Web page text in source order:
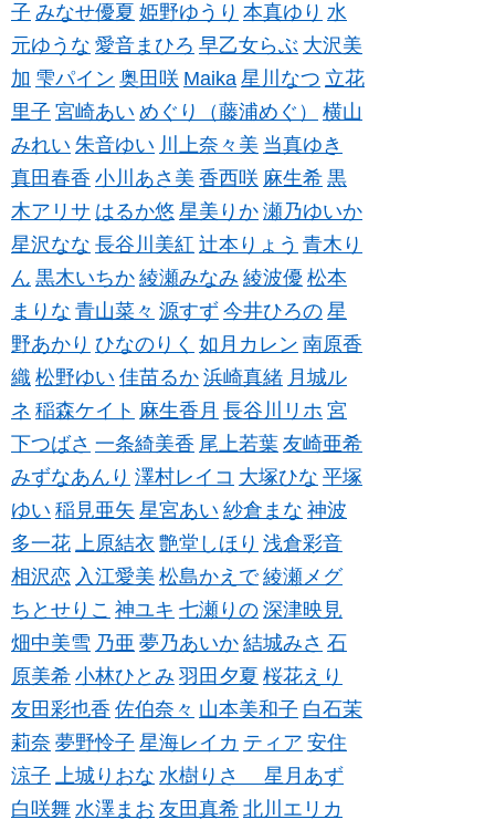
子 みなせ優夏 姫野ゆうり 本真ゆり 水
元ゆうな 愛音まひろ 早乙女らぶ 大沢美
加 雫パイン 奥田咲 Maika 星川なつ 立花
里子 宮崎あい めぐり（藤浦めぐ）
横山
みれい 朱音ゆい 川上奈々美 当真ゆき
真田春香 小川あさ美 香西咲 麻生希 黒
木アリサ はるか悠 星美りか 瀬乃ゆいか
星沢なな 長谷川美紅 辻本りょう 青木り
ん 黒木いちか 綾瀬みなみ 綾波優 松本
まりな 青山菜々 源すず 今井ひろの 星
野あかり ひなのりく 如月カレン 南原香
織 松野ゆい 佳苗るか 浜崎真緒 月城ル
ネ 稲森ケイト 麻生香月 長谷川リホ 宮
下つばさ 一条綺美香 尾上若葉 友崎亜希
みずなあんり 澤村レイコ 大塚ひな 平塚
ゆい 稲見亜矢 星宮あい 紗倉まな 神波
多一花 上原結衣 艶堂しほり 浅倉彩音
相沢恋 入江愛美 松島かえで 綾瀬メグ
ちとせりこ 神ユキ 七瀬りの 深津映見
畑中美雪 乃亜 夢乃あいか 結城みさ 石
原美希 小林ひとみ 羽田夕夏 桜花えり
友田彩也香 佐伯奈々 山本美和子 白石茉
莉奈 夢野怜子 星海レイカ ティア 安住
涼子 上城りおな 水樹りさ 星月あず
白咲舞 水澤まお 友田真希 北川エリカ